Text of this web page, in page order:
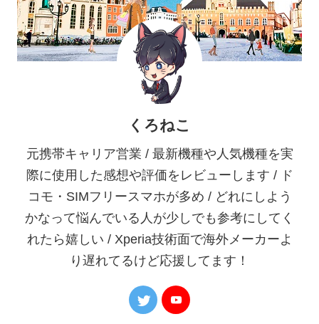
くろねこ
元携帯キャリア営業 / 最新機種や人気機種を実
際に使用した感想や評価をレビューします / ド
コモ・SIMフリースマホが多め / どれにしよう
かなって悩んでいる人が少しでも参考にしてく
れたら嬉しい / Xperia技術面で海外メーカーよ
り遅れてるけど応援してます！